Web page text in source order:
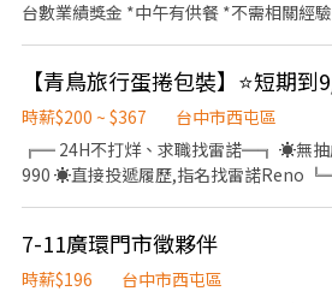
西屯區福星北一街9號 西屯櫻城店：台中市西屯區櫻城一街51-3號 大雅區 大雅中
店：台中市大雅區雅潭路四段922號 大
大雅中山 - 智取店：台中市大雅區中清路四段8號 潭子區 潭子榮興 - 智取店：台中市潭子區榮興街5號 潭子中
區中山路二段231號 潭子大豐 - 智取店：台中市潭子區大豐路三段82號
陽 - 智取店：台中市豐原區惠陽街147號
區 台中五常 - 智取店：台中市北區柳川
亭街276、278號 台中崇德店：台中市北
路377-2、377-3號 台中文昌店：台中市北區文
西區五廊街6-1號 台中五權店：台中市
誠街65號 東區 台中東英店：台中市東區東英二街79號 台中建德店：台中市東區建德街269、271號 台中進化店：台中市東區進
化路215號 台中十甲店：台中市東區十甲路423號 太平區 太平大興 - 智取店：台中市太平區大興路138號 太
日） 📌上班地點 北屯區 北屯松竹二 - 智取店：台中市北屯區松竹路二段703號 北屯大連 - 智取店：台中市北屯區大連路一段125
號 北屯敦富 - 智取店：台中市北屯區敦
中市北屯區北屯路178之7號 北屯天津 -
屯陳平店：台中市北屯區陳平路60巷15號 北屯遼陽店：台中
甲路70號 西屯工業 - 智取店：台中市西
市西屯區何厝街86號 西屯文心店：台中
西屯區福星北一街9號 西屯櫻城店：台中市西屯區櫻城一街51-3號 大雅區 大雅
店：台中市大雅區雅潭路四段922號 大
大雅中山 - 智取店：台中市大雅區中清路四段8號 潭子區 潭子榮興 - 智取店：台中市潭子區榮興街5號 潭子中
區中山路二段231號 潭子大豐 - 智取店：台中市潭子區大豐路三段82號 豐
陽 - 智取店：台中市豐原區惠陽街147號
台數業績獎金 *中午有供餐 *不需相關經驗
時薪$200 ~ $367
台中市西屯區
╔═ 24H不打烊、求職找雷諾═╗ ☀️無抽成、免服務費，快速媒合 ☀️加LI NE
990 ☀️直接投遞履歷,指名找雷諾
出貨 【工作時間】： ☑️日班
假制度】：週休六日/見紅休 【用餐制度
7-11廣環門市徵夥伴
時薪$196
台中市西屯區